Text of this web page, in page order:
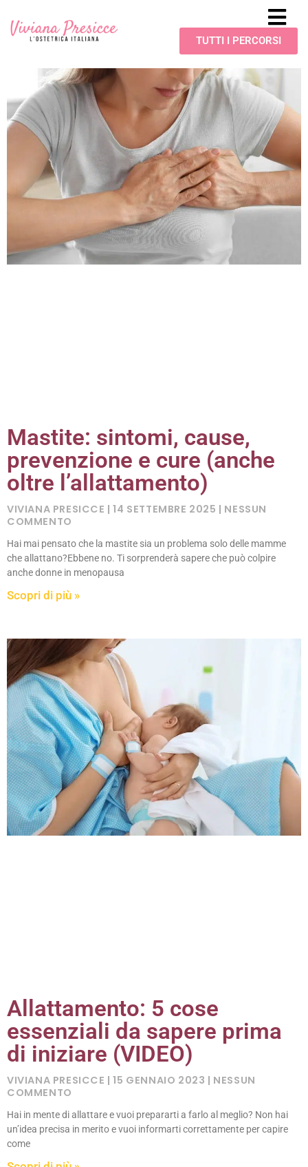
TUTTI I PERCORSI
Mastite: sintomi, cause,
prevenzione e cure (anche
oltre l’allattamento)
VIVIANA PRESICCE 14 SETTEMBRE 2025
NESSUN
COMMENTO
Hai mai pensato che la mastite sia un problema solo delle mamme
che allattano?Ebbene no. Ti sorprenderà sapere che può colpire
anche donne in menopausa
Scopri di più »
Allattamento: 5 cose
essenziali da sapere prima
di iniziare (VIDEO)
VIVIANA PRESICCE 15 GENNAIO 2023
NESSUN
COMMENTO
Hai in mente di allattare e vuoi prepararti a farlo al meglio? Non hai
un’idea precisa in merito e vuoi informarti correttamente per capire
come